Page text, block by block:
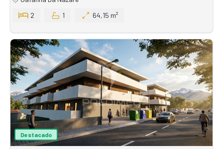
2
1 64,15 m²
Destacado